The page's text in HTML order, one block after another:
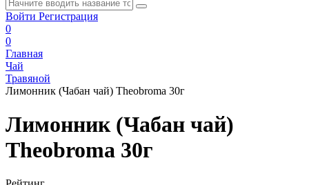
Войти Регистрация
0
0
Главная
Чай
Травяной
Лимонник (Чабан чай) Theobroma 30г
Лимонник (Чабан чай)
Theobroma 30г